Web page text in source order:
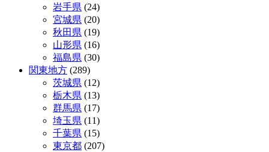
岩手県 (24)
宮城県 (20)
秋田県 (19)
山形県 (16)
福島県 (30)
関東地方 (289)
茨城県 (12)
栃木県 (13)
群馬県 (17)
埼玉県 (11)
千葉県 (15)
東京都 (207)